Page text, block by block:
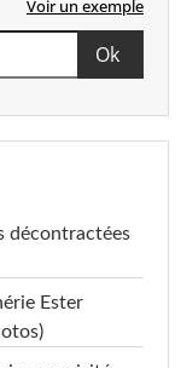
Voir un exemple
décontractées
Ester